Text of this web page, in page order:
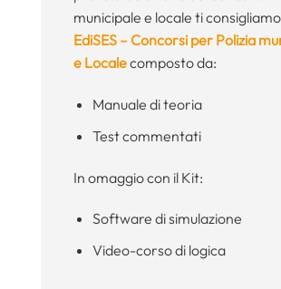
municipale e locale ti
EdiSES – Concorsi per Polizia
e Localecomposto da:
Manuale di teoria
Test commentati
In omaggio con il Kit:
Software di simulazione
Video-corso di logica